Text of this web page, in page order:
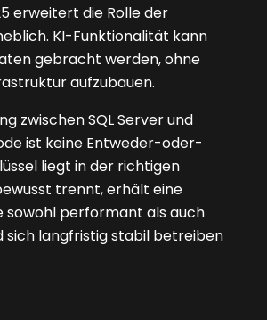
erweitert die Rolle der
KI-Funktionalität kann
gebracht werden, ohne
aufzubauen.
zwischen SQL Server und
ist keine Entweder-oder-
liegt in der richtigen
trennt, erhält eine
sowohl performant als auch
sich langfristig stabil betreiben